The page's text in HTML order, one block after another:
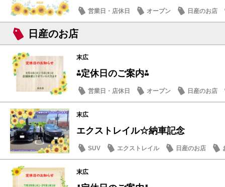
営業日・店休日 オープン 日産のお店
日産のお店
末広
⁂定休日のご案内⁂
営業日・店休日 オープン 日産のお店
末広
エクストレイル☆納車記念
SUV エクストレイル 日産のお店
末広